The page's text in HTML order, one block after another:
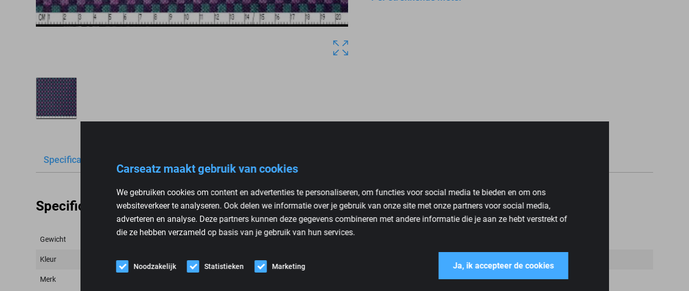
Carseatz maakt gebruik van cookies
We gebruiken cookies om content en advertenties te personaliseren, om functies voor social media te bieden en om ons
websiteverkeer te analyseren. Ook delen we informatie over je gebruik van onze site met onze partners voor social media,
adverteren en analyse. Deze partners kunnen deze gegevens combineren met andere informatie die je aan ze hebt verstrekt of
die ze hebben verzameld op basis van je gebruik van hun services.
Noodzakelijk Statistieken Marketing Ja, ik accepteer de cookies
Specificaties
Specificaties
Gewicht
Kleur
Merk